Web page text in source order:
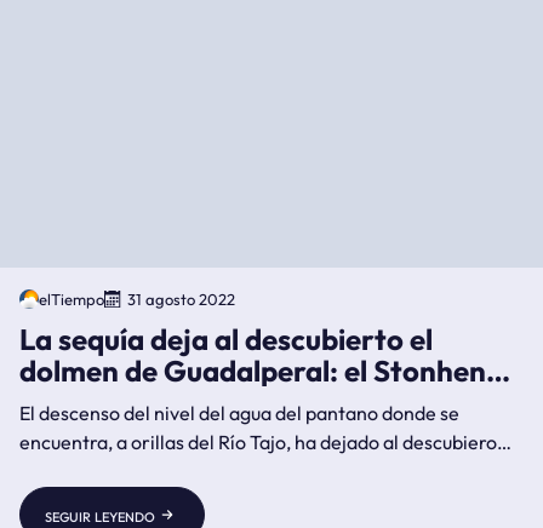
elTiempo 31 agosto 2022
La sequía deja al descubierto el
dolmen de Guadalperal: el Stonhenge
Español
El descenso del nivel del agua del pantano donde se
encuentra, a orillas del Río Tajo, ha dejado al descubiero
verticalmente, que se cree que datan del año 5000 a. C.
seguir leyendo